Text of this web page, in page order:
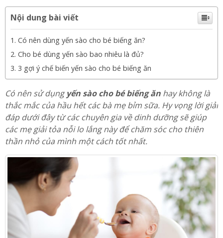
Nội dung bài viết
Có nên dùng yến sào cho bé biếng ăn?
Cho bé dùng yến sào bao nhiêu là đủ?
3 gợi ý chế biến yến sào cho bé biếng ăn
Có nên sử dụngyến sào cho bé biếng ăn hay không là
thắc mắc của hầu hết các bà mẹ bỉm sữa. Hy vọng lời giải
đáp dưới đây từ các chuyên gia về dinh dưỡng sẽ giúp
các mẹ giải tỏa nỗi lo lắng này để chăm sóc cho thiên
thần nhỏ của mình một cách tốt nhất.